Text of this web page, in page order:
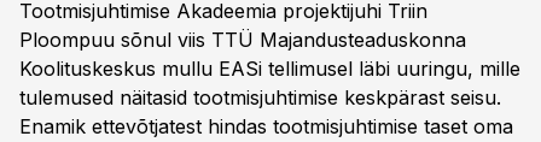
Tootmisjuhtimise Akadeemia projektijuhi Triin
Ploompuu sõnul viis TTÜ Majandusteaduskonna
Koolituskeskus mullu EASi tellimusel läbi uuringu, mille
tulemused näitasid tootmisjuhtimise keskpärast seisu.
Enamik ettevõtjatest hindas tootmisjuhtimise taset oma